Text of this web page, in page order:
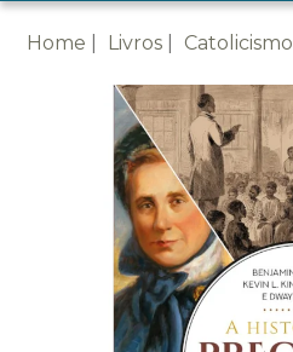
Home Livros Catolicismo